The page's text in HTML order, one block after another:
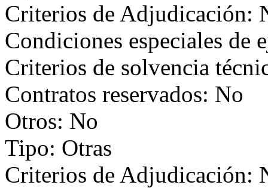
Criterios de Adjudicación:
Condiciones especiales de
Criterios de solvencia
Contratos reservados: No
Otros: No
Tipo: Otras
Criterios de Adjudicación: